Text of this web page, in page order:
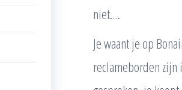
niet….
Je waant je op
reclameborden